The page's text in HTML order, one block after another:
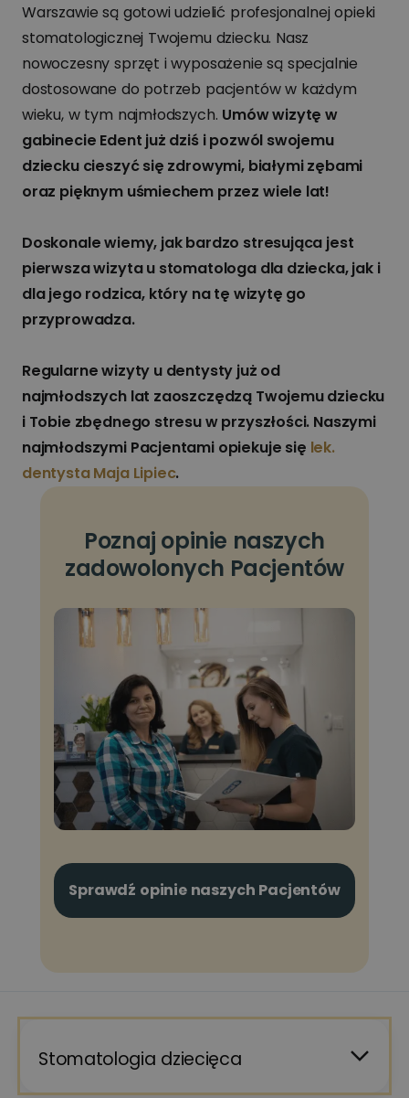
Warszawie są gotowi udzielić profesjonalnej opieki
stomatologicznej Twojemu dziecku. Nasz
nowoczesny sprzęt i wyposażenie są specjalnie
dostosowane do potrzeb pacjentów w każdym
wieku, w tym najmłodszych. Umów wizytę w
gabinecie Edent już dziś i pozwól swojemu
dziecku cieszyć się zdrowymi, białymi zębami
oraz pięknym uśmiechem przez wiele lat!
Doskonale wiemy, jak bardzo stresująca jest
pierwsza wizyta u stomatologa dla dziecka, jak i
dla jego rodzica, który na tę wizytę go
przyprowadza.
Regularne wizyty u dentysty już od
najmłodszych lat zaoszczędzą Twojemu dziecku
i Tobie zbędnego stresu w przyszłości. Naszymi
najmłodszymi Pacjentami opiekuje się lek.
dentysta Maja Lipiec.
Poznaj opinie naszych
zadowolonych Pacjentów
Sprawdź opinie naszych Pacjentów
Stomatologia dziecięca